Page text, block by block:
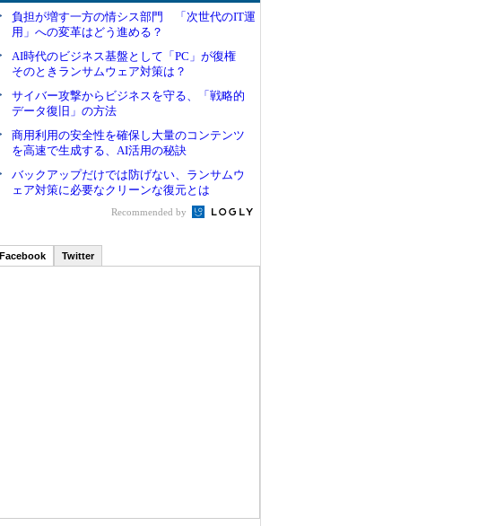
負担が増す一方の情シス部門 「次世代のIT運
用」への変革はどう進める？
AI時代のビジネス基盤として「PC」が復権
そのときランサムウェア対策は？
サイバー攻撃からビジネスを守る、「戦略的
データ復旧」の方法
商用利用の安全性を確保し大量のコンテンツ
を高速で生成する、AI活用の秘訣
バックアップだけでは防げない、ランサムウ
ェア対策に必要なクリーンな復元とは
Recommended by
Facebook Twitter